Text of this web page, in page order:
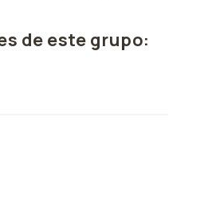
de este grupo: